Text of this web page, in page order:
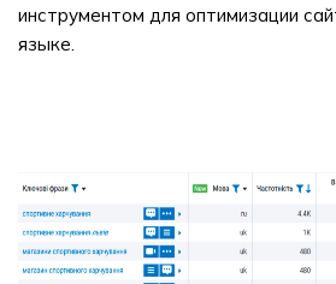
инструментом для оптимизации
языке.